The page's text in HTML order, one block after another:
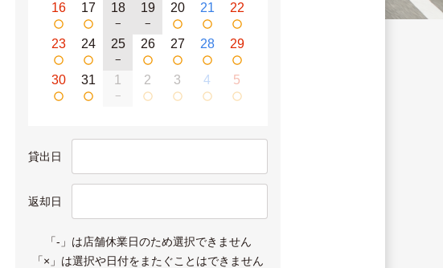
16 17 18
−
19
−
20 21 22
23 24 25
−
26 27 28 29
30 31 1
−
2 3 4 5
貸出日
返却日
「-」は店舗休業日のため選択できません
「×」は選択や日付をまたぐことはできません